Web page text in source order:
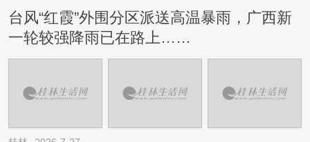
台风“红霞”外围分区派送高温暴雨，广西新
一轮较强降雨已在路上……